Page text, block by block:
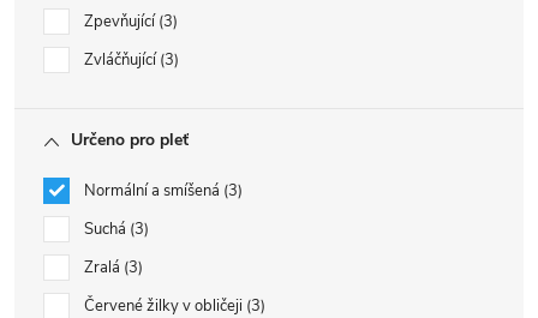
Zpevňující 3
Zvláčňující 3
Určeno pro pleť
Normální a smíšená 3
Suchá 3
Zralá 3
Červené žilky v obličeji 3